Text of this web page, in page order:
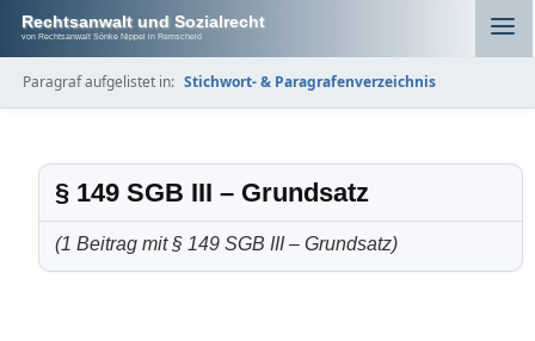
Rechtsanwalt und Sozialrecht
von Rechtsanwalt Sönke Nippel in Remscheid
Paragraf aufgelistet in: Stichwort- & Paragrafenverzeichnis
§ 149 SGB III – Grundsatz
(1 Beitrag mit § 149 SGB III – Grundsatz)